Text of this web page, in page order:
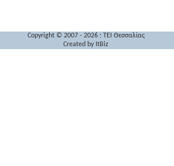
Copyright © 2007 - 2026 : TEI Θεσσαλίας
Created by ItBiz